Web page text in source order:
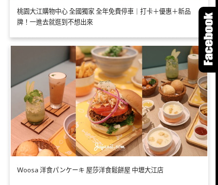
桃園大江購物中心 全國獨家 全年免費停車｜打卡＋優惠＋新品
牌！一進去就逛到不想出來
Ｗoosa 洋食パンケーキ 屋莎洋食鬆餅屋 中壢大江店